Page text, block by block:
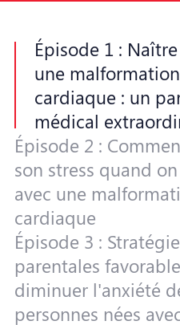
Épisode 1 :
une malformation
cardiaque : un
médical
Épisode 2 :
son stress quand
avec une
cardiaque
Épisode 3 :
parentales
diminuer l'anxiété
personnes nées